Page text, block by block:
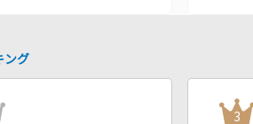
ング
3